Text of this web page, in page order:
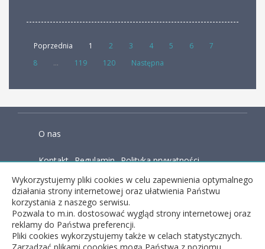
Poprzednia 1 2 3 4 5 6
7
8
... 119 120 Następna
O nas
Kontakt Regulamin Polityka prywatności
Baza wiedzy
facebook
Wykorzystujemy pliki cookies w celu zapewnienia optymalnego
działania strony internetowej oraz ułatwienia Państwu
korzystania z naszego serwisu.
Pozwala to m.in. dostosować wygląd strony internetowej oraz
reklamy do Państwa preferencji.
Pliki cookies wykorzystujemy także w celach statystycznych.